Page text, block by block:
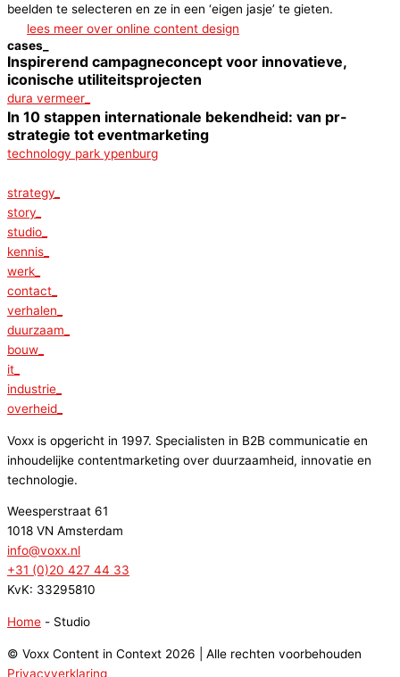
beelden te selecteren en ze in een ‘eigen jasje’ te gieten.
lees meer over online content design​
cases_
Inspirerend campagneconcept voor innovatieve,
iconische utiliteitsprojecten
dura vermeer_
In 10 stappen internationale bekendheid: van pr-
strategie tot eventmarketing
technology park ypenburg
strategy_
story_
studio_
kennis_
werk_
contact_
verhalen_
duurzaam_
bouw_
it_
industrie_
overheid_
Voxx is opgericht in 1997. Specialisten in B2B communicatie en
inhoudelijke contentmarketing over duurzaamheid, innovatie en
technologie.
Weesperstraat 61
1018 VN Amsterdam
info@voxx.nl
+31 (0)20 427 44 33
KvK: 33295810
Home - Studio
© Voxx Content in Context 2026 | Alle rechten voorbehouden
Privacyverklaring